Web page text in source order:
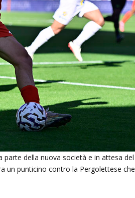
della nuova società e in attesa del
un punticino contro la Pergolettese che